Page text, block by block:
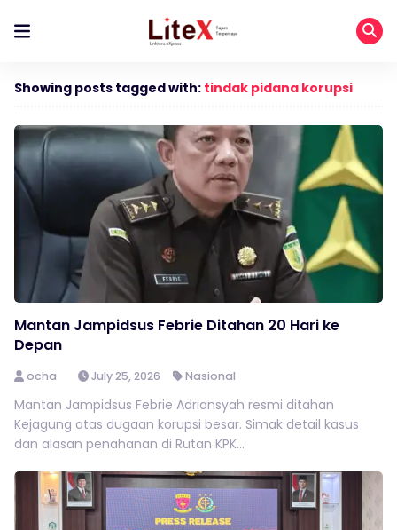
Showing posts tagged with: tindak pidana korupsi
Mantan Jampidsus Febrie Ditahan 20 Hari ke
Depan
ocha July 25, 2026 Nasional
Mantan Jampidsus Febrie Adriansyah resmi ditahan
Kejagung atas dugaan korupsi besar. Simak detail kasus
dan alasan penahanan di Rutan KPK...